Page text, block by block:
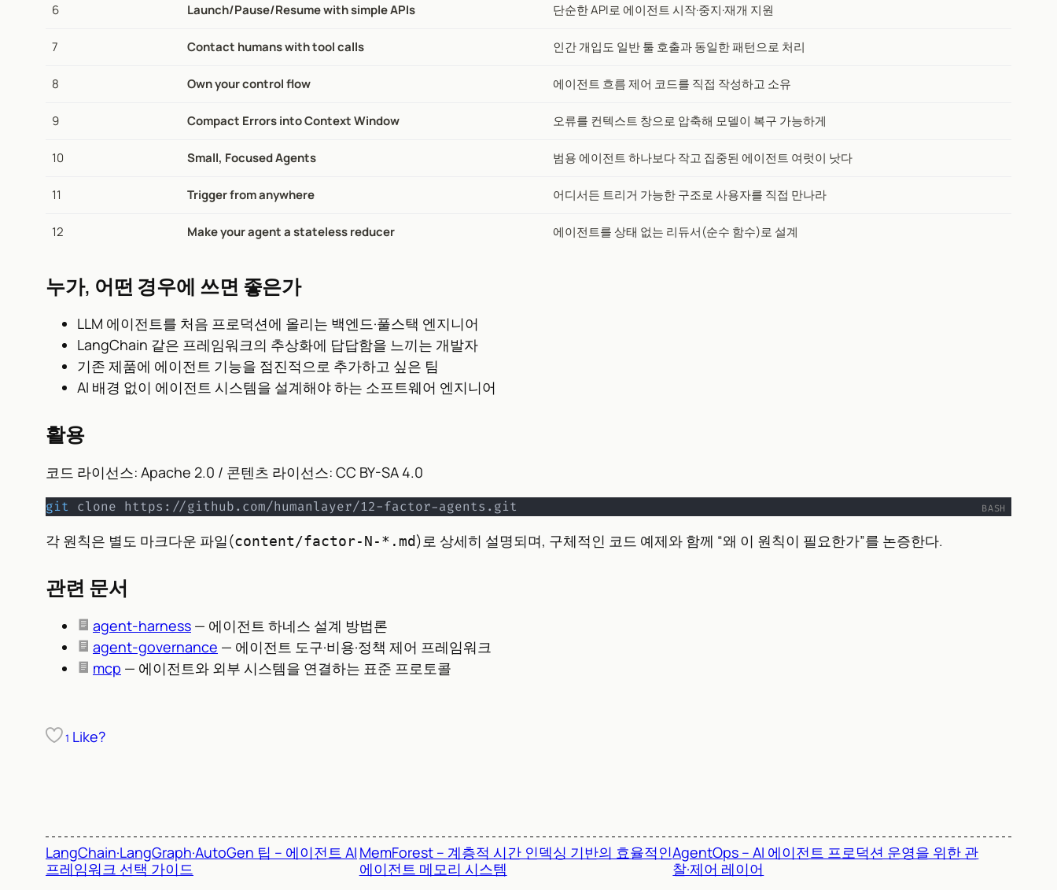
6 Launch/Pause/Resume with simple APIs 단순한 API로 에이전트 시작·중지·재개 지원
7 Contact humans with tool calls 인간 개입도 일반 툴 호출과 동일한 패턴으로 처리
8 Own your control flow 에이전트 흐름 제어 코드를 직접 작성하고 소유
9 Compact Errors into Context Window 오류를 컨텍스트 창으로 압축해 모델이 복구 가능하게
10 Small, Focused Agents 범용 에이전트 하나보다 작고 집중된 에이전트 여럿이 낫다
11 Trigger from anywhere 어디서든 트리거 가능한 구조로 사용자를 직접 만나라
12 Make your agent a stateless reducer 에이전트를 상태 없는 리듀서(순수 함수)로 설계
누가, 어떤 경우에 쓰면 좋은가
LLM 에이전트를 처음 프로덕션에 올리는 백엔드·풀스택 엔지니어
LangChain 같은 프레임워크의 추상화에 답답함을 느끼는 개발자
기존 제품에 에이전트 기능을 점진적으로 추가하고 싶은 팀
AI 배경 없이 에이전트 시스템을 설계해야 하는 소프트웨어 엔지니어
활용
코드 라이선스: Apache 2.0 / 콘텐츠 라이선스: CC BY-SA 4.0
git clone https://github.com/humanlayer/12-factor-agents.git
각 원칙은 별도 마크다운 파일(content/factor-N-*.md)로 상세히 설명되며, 구체적인 코드 예제와 함께 “왜 이 원칙이 필요한가”를 논증한다.
관련 문서
agent-harness — 에이전트 하네스 설계 방법론
agent-governance — 에이전트 도구·비용·정책 제어 프레임워크
mcp — 에이전트와 외부 시스템을 연결하는 표준 프로토콜
1 Like?
LangChain·LangGraph·AutoGen 팁 – 에이전트 AI
프레임워크 선택 가이드
MemForest – 계층적 시간 인덱싱 기반의 효율적인
에이전트 메모리 시스템
AgentOps – AI 에이전트 프로덕션 운영을 위한 관
찰·제어 레이어